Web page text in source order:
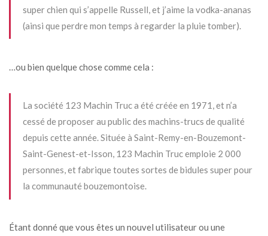
super chien qui s’appelle Russell, et j’aime la vodka-ananas
(ainsi que perdre mon temps à regarder la pluie tomber).
…ou bien quelque chose comme cela :
La société 123 Machin Truc a été créée en 1971, et n’a
cessé de proposer au public des machins-trucs de qualité
depuis cette année. Située à Saint-Remy-en-Bouzemont-
Saint-Genest-et-Isson, 123 Machin Truc emploie 2 000
personnes, et fabrique toutes sortes de bidules super pour
la communauté bouzemontoise.
Étant donné que vous êtes un nouvel utilisateur ou une